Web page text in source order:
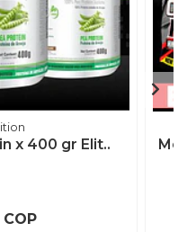
x 400 gr Elit..